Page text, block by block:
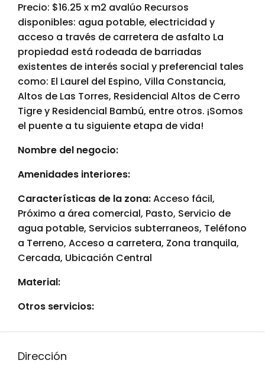
Precio: $16.25 x m2 avalúo Recursos
disponibles: agua potable, electricidad y
acceso a través de carretera de asfalto La
propiedad está rodeada de barriadas
existentes de interés social y preferencial tales
como: El Laurel del Espino, Villa Constancia,
Altos de Las Torres, Residencial Altos de Cerro
Tigre y Residencial Bambú, entre otros. ¡Somos
el puente a tu siguiente etapa de vida!
Nombre del negocio:
Amenidades interiores:
Características de la zona:Acceso fácil,
Próximo a área comercial, Pasto, Servicio de
agua potable, Servicios subterraneos, Teléfono
a Terreno, Acceso a carretera, Zona tranquila,
Cercada, Ubicación Central
Material:
Otros servicios:
Dirección